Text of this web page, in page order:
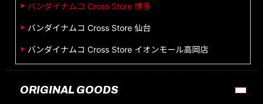
バンダイナムコ Cross Store 博多
バンダイナムコ Cross Store 仙台
バンダイナムコ Cross Store イオンモール高岡店
ORIGINAL GOODS